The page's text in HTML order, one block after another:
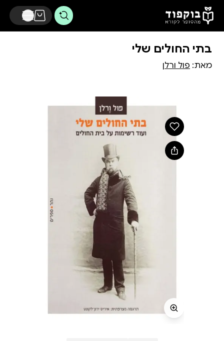
דלג לתוכן הראשי
בתי החולים שלי
מאת: פול ורלן